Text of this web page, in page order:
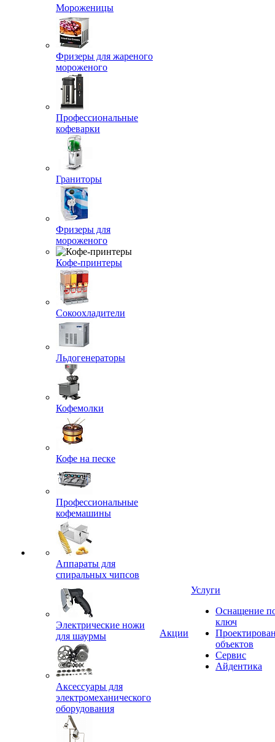
Мороженицы
Фризеры для жареного
мороженого
Профессиональные
кофеварки
Граниторы
Фризеры для
мороженого
Кофе-принтеры
Сокоохладители
Льдогенераторы
Кофемолки
Кофе на песке
Профессиональные
кофемашины
Аппараты для
спиральных чипсов
Электрические ножи
для шаурмы
Аксессуары для
электромеханического
оборудования
Акции
Услуги
Оснащение
ключ
объектов
Сервис
Айдентика